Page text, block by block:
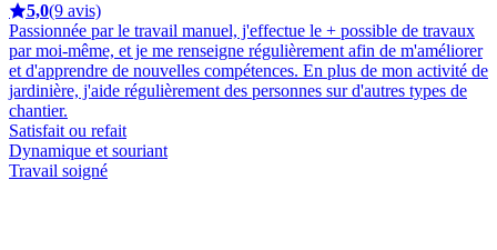
5,0(9 avis)
Passionnée par le travail manuel, j'effectue le + possible de travaux
par moi-même, et je me renseigne régulièrement afin de m'améliorer
et d'apprendre de nouvelles compétences. En plus de mon activité de
jardinière, j'aide régulièrement des personnes sur d'autres types de
chantier.
Satisfait ou refait
Dynamique et souriant
Travail soigné